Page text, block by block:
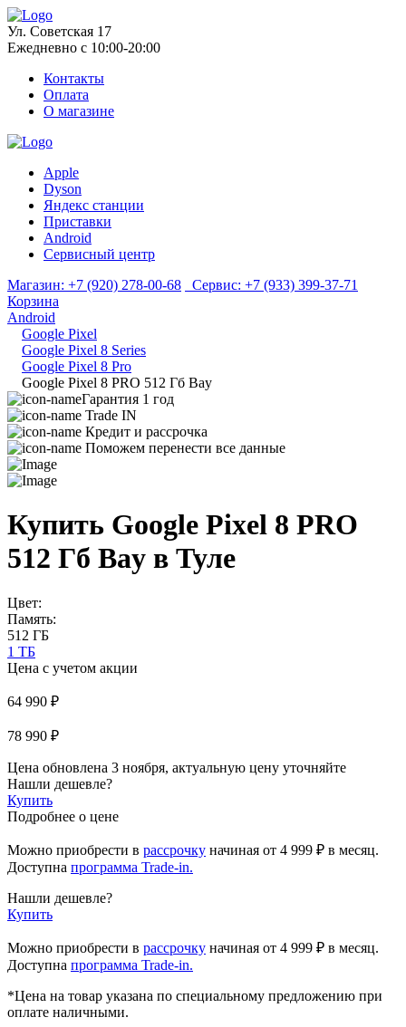
Ул. Советская 17
Ежедневно с 10:00-20:00
Контакты
Оплата
О магазине
Apple
Dyson
Яндекс станции
Приставки
Android
Сервисный центр
Магазин: +7 (920) 278-00-68 Сервис: +7 (933) 399-37-71
Корзина
Android
Google Pixel
Google Pixel 8 Series
Google Pixel 8 Pro
Google Pixel 8 PRO 512 Гб Bay
Гарантия 1 год
Trade IN
Кредит и рассрочка
Поможем перенести все данные
Купить Google Pixel 8 PRO
512 Гб Bay в Туле
Цвет:
Память:
512 ГБ
1 ТБ
Цена с учетом акции
64 990 ₽
78 990 ₽
Цена обновлена 3 ноября, актуальную цену уточняйте
Нашли дешевле?
Купить
Подробнее о цене
Можно приобрести в рассрочку начиная от 4 999 ₽ в месяц.
Доступна программа Trade-in.
Нашли дешевле?
Купить
Можно приобрести в рассрочку начиная от 4 999 ₽ в месяц.
Доступна программа Trade-in.
*Цена на товар указана по специальному предложению при
оплате наличными.